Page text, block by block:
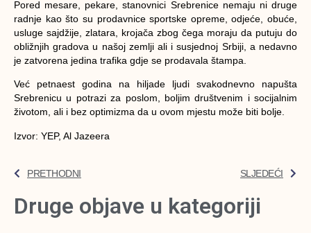
Pored mesare, pekare, stanovnici Srebrenice nemaju ni druge
radnje kao što su prodavnice sportske opreme, odjeće, obuće,
usluge sajdžije, zlatara, krojača zbog čega moraju da putuju do
obližnjih gradova u našoj zemlji ali i susjednoj Srbiji, a nedavno
je zatvorena jedina trafika gdje se prodavala štampa.
Već petnaest godina na hiljade ljudi svakodnevno napušta
Srebrenicu u potrazi za poslom, boljim društvenim i socijalnim
životom, ali i bez optimizma da u ovom mjestu može biti bolje.
Izvor: YEP, Al Jazeera
PRETHODNI SLJEDEĆI
Druge objave u kategoriji